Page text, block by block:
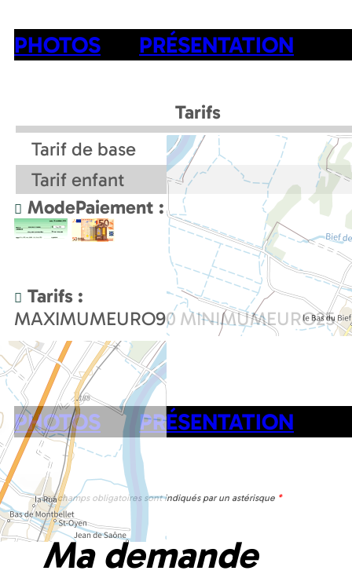
PHOTOS PRÉSENTATION
Tarifs
Tarif de base
Tarif enfant
ModePaiement :
Tarifs :
MAXIMUMEURO90 MINIMUMEURO25
PHOTOS PRÉSENTATION
Les champs obligatoires sont indiqués par un astérisque *
Ma demande